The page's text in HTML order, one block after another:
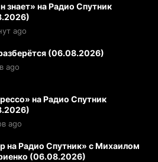
знает» на Радио Спутник
ago
(06.08.2026)
ago
на Радио Спутник
ago
на Радио Спутник» с Михаилом
(06.08.2026)